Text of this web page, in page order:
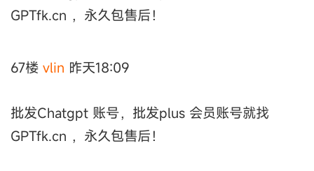
GPTfk.cn ，永久包售后！
67楼 vlin 昨天18:09
批发Chatgpt 账号，批发plus 会员账号就找
GPTfk.cn ，永久包售后！